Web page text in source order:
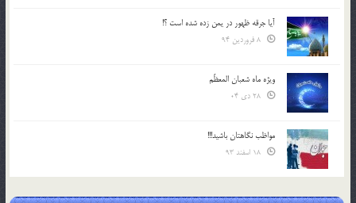
آیا جرقه ظهور در یمن زده شده است ؟!
ویژه ماه شعبان المعظّم
مواظب نگاهتان باشید!!!